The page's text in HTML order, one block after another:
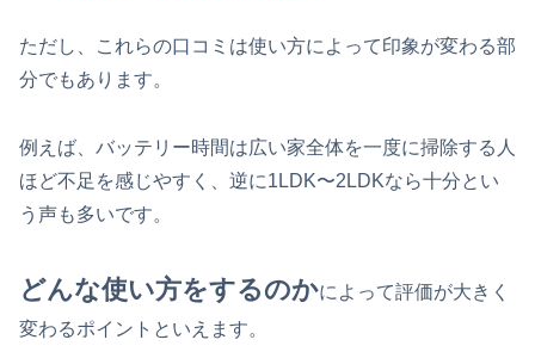
ただし、これらの口コミは使い方によって印象が変わる部
分でもあります。
例えば、バッテリー時間は広い家全体を一度に掃除する人
ほど不足を感じやすく、逆に1LDK〜2LDKなら十分とい
う声も多いです。
どんな使い方をするのかによって評価が大きく
変わるポイントといえます。